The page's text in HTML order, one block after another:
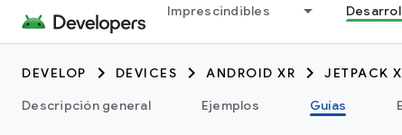
Imprescindibles
DEVELOP DEVICES ANDROID XR
JETPACK
Descripción general
Ejemplos Guías